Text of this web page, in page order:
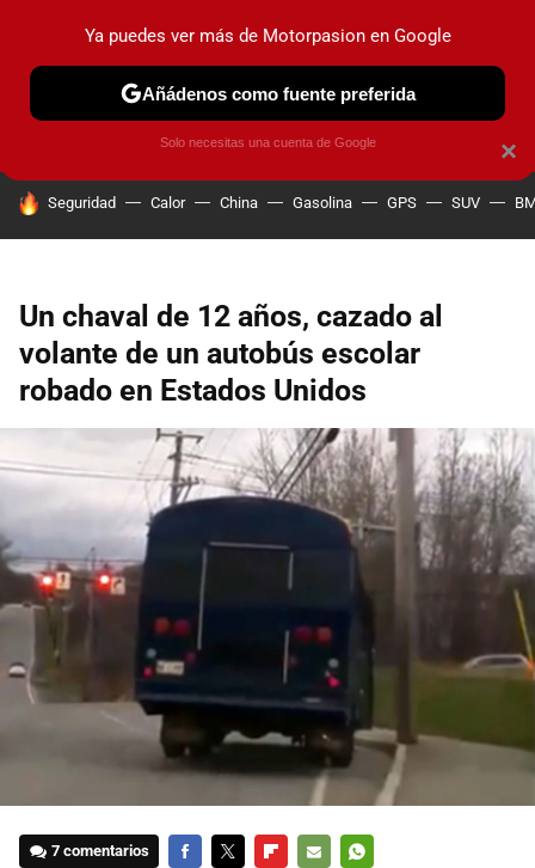
PRUEBAS COCHES ELÉCTRICOS OBSERVATORIO
HOY SE HABLA DE
Seguridad Calor China Gasolina GPS SUV
Un chaval de 12 años, cazado al
volante de un autobús escolar
robado en Estados Unidos
7 comentarios
×
Ya puedes ver más de Motorpasion en Google
Añádenos como fuente preferida
Solo necesitas una cuenta de Google